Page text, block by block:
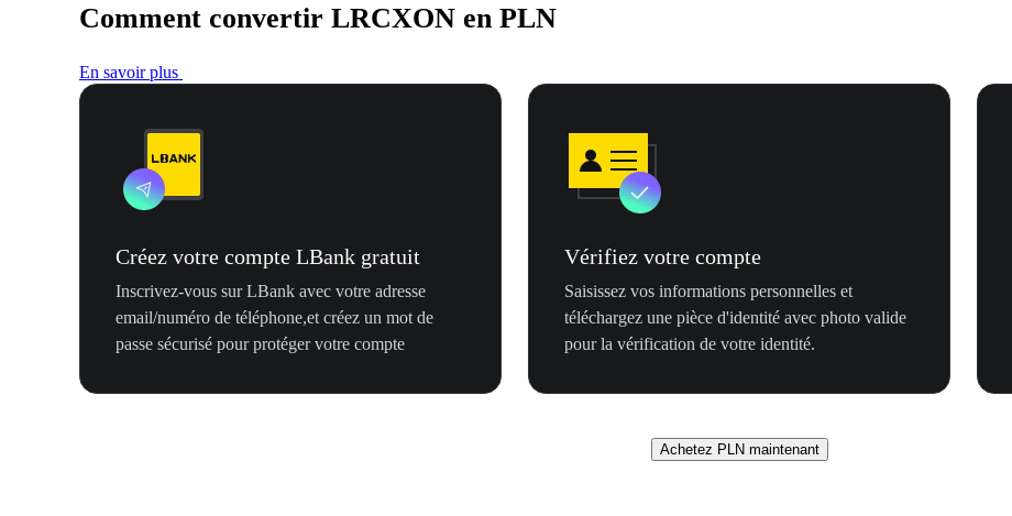
Comment convertir LRCXON en PLN
En savoir plus
Créez votre compte LBank gratuit
Inscrivez-vous sur LBank avec votre adresse
email/numéro de téléphone,et créez un mot de
passe sécurisé pour protéger votre compte
Vérifiez votre compte
Saisissez vos informations personnelles et
téléchargez une pièce d'identité avec photo valide
pour la vérification de votre identité.
Achetez PLN maintenant